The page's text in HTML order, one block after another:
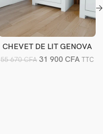
Ajouter au panier
CHEVET DE LIT GENOVA
55 670CFA 31 900 CFA TTC